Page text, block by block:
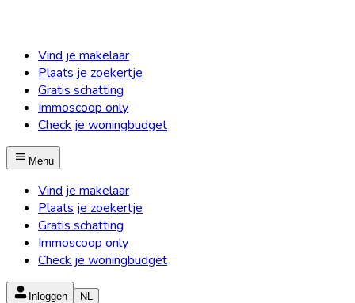
Vind je makelaar
Plaats je zoekertje
Gratis schatting
Immoscoop only
Check je woningbudget
Menu
Vind je makelaar
Plaats je zoekertje
Gratis schatting
Immoscoop only
Check je woningbudget
Inloggen NL